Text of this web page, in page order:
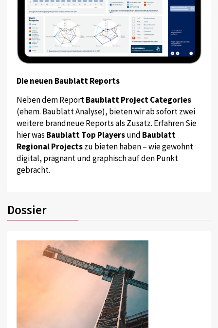
Die neuen Baublatt Reports
Neben dem ReportBaublatt Project Categories
(ehem. Baublatt Analyse), bieten wir ab sofort zwei
weitere brandneue Reports als Zusatz. Erfahren Sie
hier was Baublatt Top Playersund Baublatt
Regional Projectszu bieten haben – wie gewohnt
digital, prägnant und graphisch auf den Punkt
gebracht.
Dossier